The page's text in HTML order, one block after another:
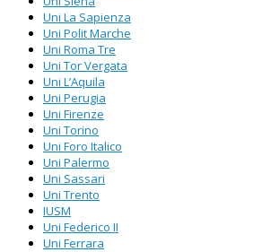
Uni La Sapienza
Uni Polit Marche
Uni Roma Tre
Uni Tor Vergata
Uni L’Aquila
Uni Perugia
Uni Firenze
Uni Torino
Uni Foro Italico
Uni Palermo
Uni Sassari
Uni Trento
IUSM
Uni Federico II
Uni Ferrara